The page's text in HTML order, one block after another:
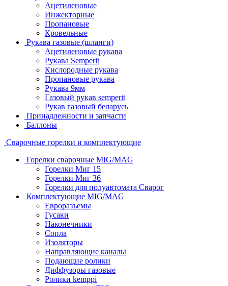
Ацетиленовые
Инжекторные
Пропановые
Кровельные
Рукава газовые (шланги)
Ацетиленовые рукава
Рукава Semperit
Кислородные рукава
Пропановые рукава
Рукава 9мм
Газовый рукав semperit
Рукав газовый беларусь
Принадлежности и запчасти
Баллоны
Сварочные горелки и комплектующие
Горелки сварочные MIG/MAG
Горелки Миг 15
Горелки Миг 36
Горелки для полуавтомата Сварог
Комплектующие MIG/MAG
Евроразъемы
Гусаки
Наконечники
Сопла
Изоляторы
Направляющие каналы
Подающие ролики
Диффузоры газовые
Ролики kemppi